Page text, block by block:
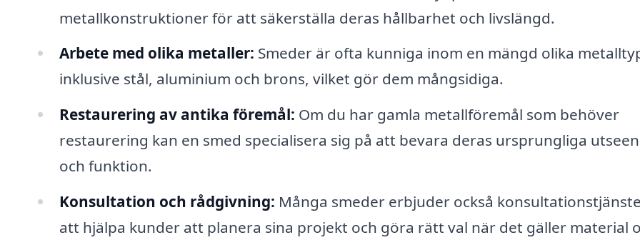
metallkonstruktioner för att säkerställa deras hållbarhet och livslängd.
Arbete med olika metaller: Smeder är ofta kunniga inom en mängd olika
inklusive stål, aluminium och brons, vilket gör dem mångsidiga.
Restaurering av antika föremål: Om du har gamla metallföremål som behöver
restaurering kan en smed specialisera sig på att bevara deras ursprungliga
och funktion.
Konsultation och rådgivning: Många smeder erbjuder också
att hjälpa kunder att planera sina projekt och göra rätt val när det gäller material